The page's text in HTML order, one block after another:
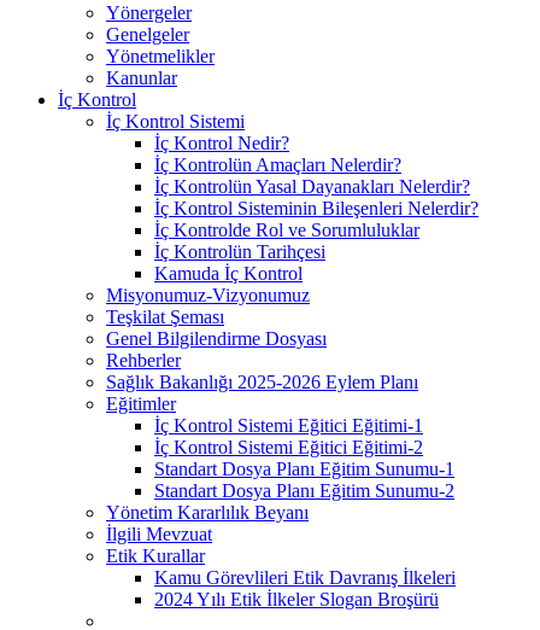
Yönergeler
Genelgeler
Yönetmelikler
Kanunlar
İç Kontrol
İç Kontrol Sistemi
İç Kontrol Nedir?
İç Kontrolün Amaçları Nelerdir?
İç Kontrolün Yasal Dayanakları Nelerdir?
İç Kontrol Sisteminin Bileşenleri Nelerdir?
İç Kontrolde Rol ve Sorumluluklar
İç Kontrolün Tarihçesi
Kamuda İç Kontrol
Misyonumuz-Vizyonumuz
Teşkilat Şeması
Genel Bilgilendirme Dosyası
Rehberler
Sağlık Bakanlığı 2025-2026 Eylem Planı
Eğitimler
İç Kontrol Sistemi Eğitici Eğitimi-1
İç Kontrol Sistemi Eğitici Eğitimi-2
Standart Dosya Planı Eğitim Sunumu-1
Standart Dosya Planı Eğitim Sunumu-2
Yönetim Kararlılık Beyanı
İlgili Mevzuat
Etik Kurallar
Kamu Görevlileri Etik Davranış İlkeleri
2024 Yılı Etik İlkeler Slogan Broşürü